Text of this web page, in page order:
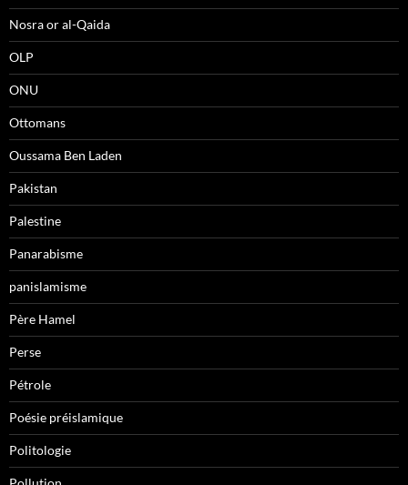
Nosra or al-Qaida
OLP
ONU
Ottomans
Oussama Ben Laden
Pakistan
Palestine
Panarabisme
panislamisme
Père Hamel
Perse
Pétrole
Poésie préislamique
Politologie